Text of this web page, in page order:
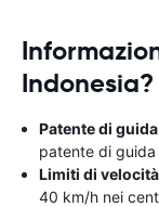
Indonesia?
Patente di
patente di guida
Limiti di
40 km/h nei